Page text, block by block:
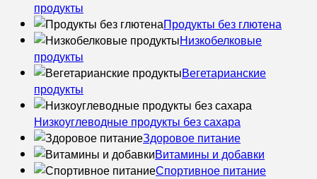
продукты
Продукты без глютена
Низкобелковые
продукты
Вегетарианские
продукты
Низкоуглеводные продукты без сахара
Здоровое питание
Витамины и добавки
Спортивное питание